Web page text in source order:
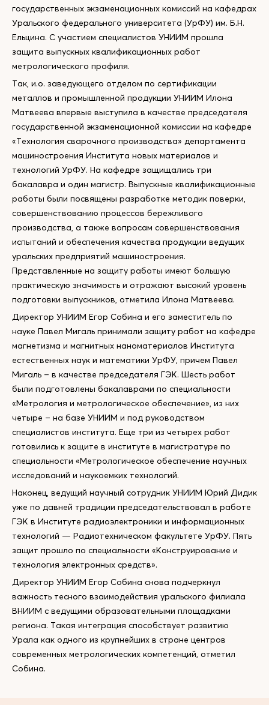
государственных экзаменационных комиссий на кафедрах
Уральского федерального университета (УрФУ) им. Б.Н.
Ельцина. С участием специалистов УНИИМ прошла
защита выпускных квалификационных работ
метрологического профиля.
Так, и.о. заведующего отделом по сертификации
металлов и промышленной продукции УНИИМ Илона
Матвеева впервые выступила в качестве председателя
государственной экзаменационной комиссии на кафедре
«Технология сварочного производства» департамента
машиностроения Института новых материалов и
технологий УрФУ. На кафедре защищались три
бакалавра и один магистр. Выпускные квалификационные
работы были посвящены разработке методик поверки,
совершенствованию процессов бережливого
производства, а также вопросам совершенствования
испытаний и обеспечения качества продукции ведущих
уральских предприятий машиностроения.
Представленные на защиту работы имеют большую
практическую значимость и отражают высокий уровень
подготовки выпускников, отметила Илона Матвеева.
Директор УНИИМ Егор Собина и его заместитель по
науке Павел Мигаль принимали защиту работ на кафедре
магнетизма и магнитных наноматериалов Института
естественных наук и математики УрФУ, причем Павел
Мигаль – в качестве председателя ГЭК. Шесть работ
были подготовлены бакалаврами по специальности
«Метрология и метрологическое обеспечение», из них
четыре – на базе УНИИМ и под руководством
специалистов института. Еще три из четырех работ
готовились к защите в институте в магистратуре по
специальности «Метрологическое обеспечение научных
исследований и наукоемких технологий.
Наконец, ведущий научный сотрудник УНИИМ Юрий Дидик
уже по давней традиции председательствовал в работе
ГЭК в Институте радиоэлектроники и информационных
технологий — Радиотехническом факультете УрФУ. Пять
защит прошло по специальности «Конструирование и
технология электронных средств».
Директор УНИИМ Егор Собина снова подчеркнул
важность тесного взаимодействия уральского филиала
ВНИИМ с ведущими образовательными площадками
региона. Такая интеграция способствует развитию
Урала как одного из крупнейших в стране центров
современных метрологических компетенций, отметил
Собина.